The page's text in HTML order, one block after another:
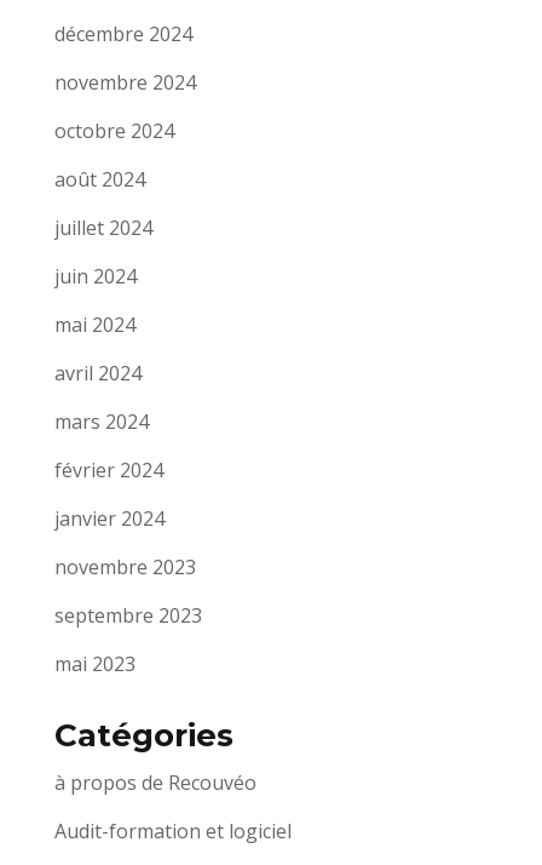
décembre 2024
novembre 2024
octobre 2024
août 2024
juillet 2024
juin 2024
mai 2024
avril 2024
mars 2024
février 2024
janvier 2024
novembre 2023
septembre 2023
mai 2023
Catégories
à propos de Recouvéo
Audit-formation et logiciel